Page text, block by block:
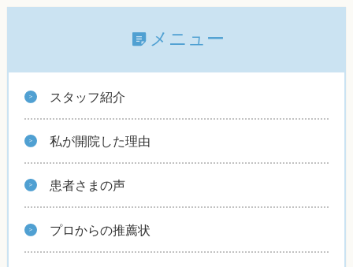
メニュー
スタッフ紹介
私が開院した理由
患者さまの声
プロからの推薦状